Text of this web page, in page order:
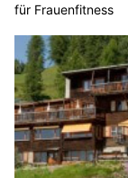
für Frauenfitness